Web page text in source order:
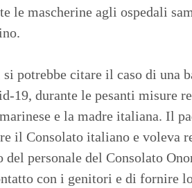
le mascherine agli ospedali
si potrebbe citare il caso di una
19, durante le pesanti misure
e la madre italiana. Il
il Consolato italiano e voleva
del personale del Consolato
con i genitori e di fornire